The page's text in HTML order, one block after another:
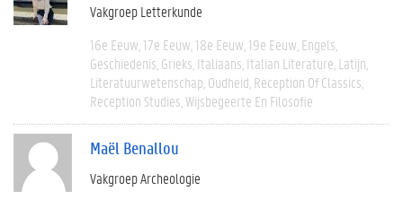
Vakgroep Letterkunde
16e Eeuw 17e Eeuw 18e Eeuw 19e Eeuw Engels
Geschiedenis Grieks Italiaans Italian Literature Latijn
Literatuurwetenschap Oudheid Reception Of Classics
Reception Studies Wijsbegeerte En Filosofie
Maël Benallou
Vakgroep Archeologie